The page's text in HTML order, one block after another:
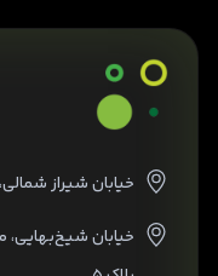
خیابان شیراز
خیابان شیخ‌بهایی،